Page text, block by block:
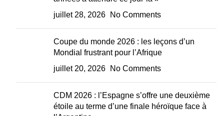
juillet 28, 2026
No Comments
Coupe du monde 2026 : les leçons d’un
Mondial frustrant pour l’Afrique
juillet 20, 2026
No Comments
CDM 2026 : l’Espagne s’offre une deuxième
étoile au terme d’une finale héroïque face à